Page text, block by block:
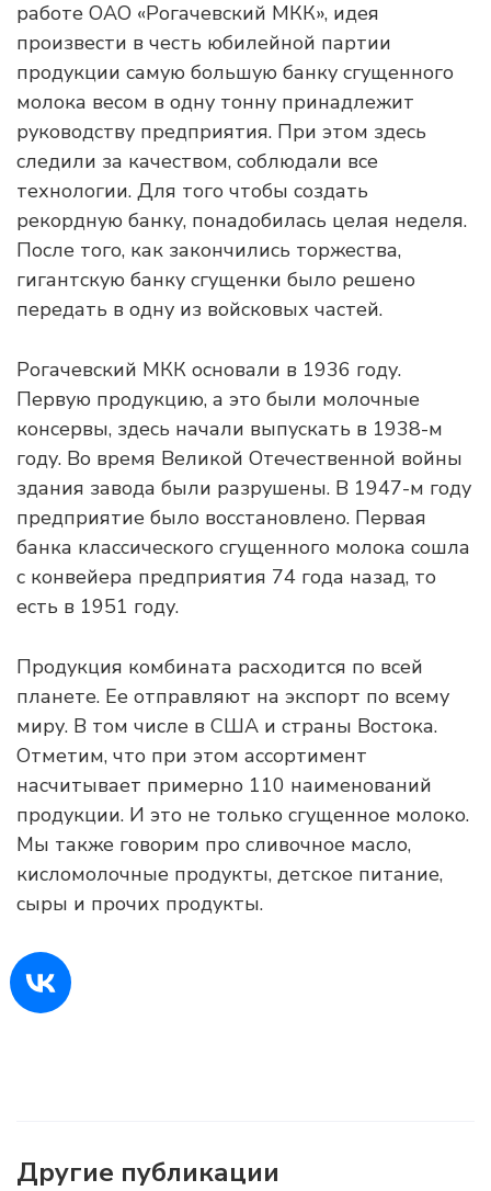
работе ОАО «Рогачевский МКК», идея
произвести в честь юбилейной партии
продукции самую большую банку сгущенного
молока весом в одну тонну принадлежит
руководству предприятия. При этом здесь
следили за качеством, соблюдали все
технологии. Для того чтобы создать
рекордную банку, понадобилась целая неделя.
После того, как закончились торжества,
гигантскую банку сгущенки было решено
передать в одну из войсковых частей.
Рогачевский МКК основали в 1936 году.
Первую продукцию, а это были молочные
консервы, здесь начали выпускать в 1938-м
году. Во время Великой Отечественной войны
здания завода были разрушены. В 1947-м году
предприятие было восстановлено. Первая
банка классического сгущенного молока сошла
с конвейера предприятия 74 года назад, то
есть в 1951 году.
Продукция комбината расходится по всей
планете. Ее отправляют на экспорт по всему
миру. В том числе в США и страны Востока.
Отметим, что при этом ассортимент
насчитывает примерно 110 наименований
продукции. И это не только сгущенное молоко.
Мы также говорим про сливочное масло,
кисломолочные продукты, детское питание,
сыры и прочих продукты.
Другие публикации